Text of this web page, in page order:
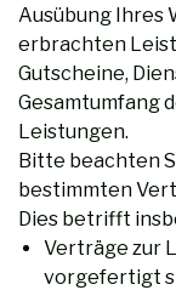
Ausübung Ihres
erbrachten
Gutscheine,
Gesamtumfang
Leistungen.
Bitte beachten
bestimmten
Dies betrifft
Verträge zur
vorgefertigt